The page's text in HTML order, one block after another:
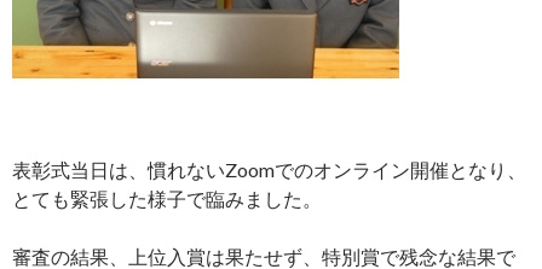
表彰式当日は、慣れないZoomでのオンライン開催となり、
とても緊張した様子で臨みました。
審査の結果、上位入賞は果たせず、特別賞で残念な結果で